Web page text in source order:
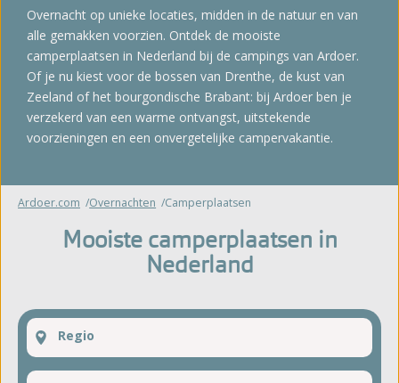
Overnacht op unieke locaties, midden in de natuur en van
alle gemakken voorzien. Ontdek de mooiste
camperplaatsen in Nederland bij de campings van Ardoer.
Of je nu kiest voor de bossen van Drenthe, de kust van
Zeeland of het bourgondische Brabant: bij Ardoer ben je
verzekerd van een warme ontvangst, uitstekende
voorzieningen en een onvergetelijke campervakantie.
Ardoer.com Overnachten Camperplaatsen
Mooiste camperplaatsen in
Nederland